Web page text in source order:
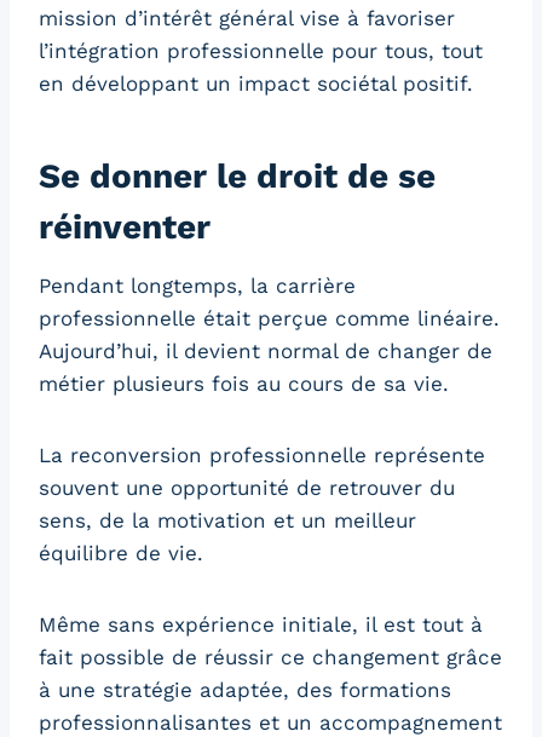
mission d’intérêt général vise à favoriser
l’intégration professionnelle pour tous, tout
en développant un impact sociétal positif.
Se donner le droit de se
réinventer
Pendant longtemps, la carrière
professionnelle était perçue comme linéaire.
Aujourd’hui, il devient normal de changer de
métier plusieurs fois au cours de sa vie.
La reconversion professionnelle représente
souvent une opportunité de retrouver du
sens, de la motivation et un meilleur
équilibre de vie.
Même sans expérience initiale, il est tout à
fait possible de réussir ce changement grâce
à une stratégie adaptée, des formations
professionnalisantes et un accompagnement